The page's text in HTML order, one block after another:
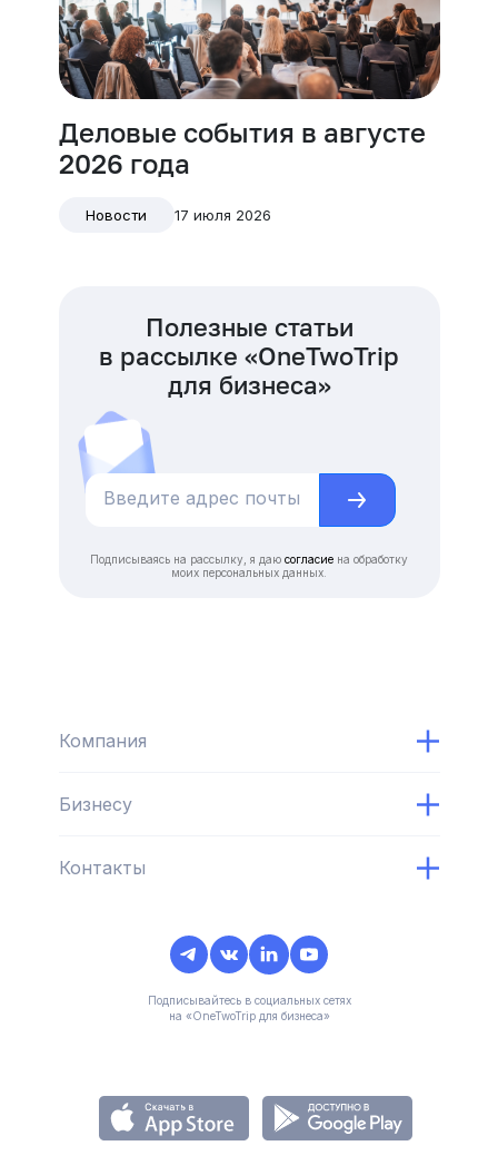
Деловые события в августе
2026 года
Новости 17 июля 2026
Полезные статьи
в рассылке «OneTwoTrip
для бизнеса»
Подписываясь на рассылку, я даю согласие на обработку
моих персональных данных.
Компания
Бизнесу
Контакты
Подписывайтесь в социальных сетях
на «OneTwoTrip для бизнеса»